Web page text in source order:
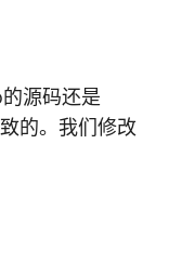
源码还是
的。我们修改